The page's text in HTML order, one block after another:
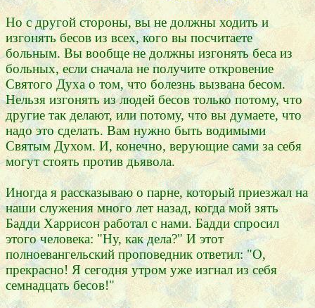
Но с другой стороны, вы не должны ходить и
изгонять бесов из всех, кого вы посчитаете
больным. Вы вообще не должны изгонять беса из
больных, если сначала не получите откровение
Святого Духа о том, что болезнь вызвана бесом.
Нельзя изгонять из людей бесов только потому, что
другие так делают, или потому, что вы думаете, что
надо это сделать. Вам нужно быть водимыми
Святым Духом. И, конечно, верующие сами за себя
могут стоять против дьявола.
Иногда я рассказываю о парне, который приезжал на
наши служения много лет назад, когда мой зять
Бадди Харрисон работал с нами. Бадди спросил
этого человека: "Ну, как дела?" И этот
полноевангельский проповедник ответил: "О,
прекрасно! Я сегодня утром уже изгнал из себя
семнадцать бесов!"